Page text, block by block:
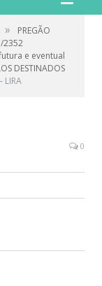
»
PREGÃO
2352
e eventual
DESTINADOS
LIRA
0